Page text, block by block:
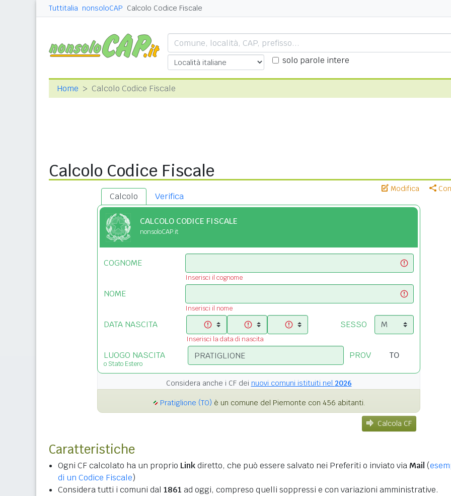
Tuttitalia nonsoloCAP Calcolo Codice Fiscale
solo parole intere
Home Calcolo Codice Fiscale
Calcolo Codice Fiscale
Modifica
Calcolo Verifica
CALCOLO CODICE FISCALE
nonsoloCAP.it
COGNOME
Inserisci il cognome
NOME
Inserisci il nome
DATA NASCITA
Inserisci la data di nascita
SESSO
LUOGO NASCITA
o Stato Estero
PROV
Considera anche i CF dei nuovi comuni istituiti nel 2026
Pratiglione (TO) è un comune del Piemonte con 456 abitanti.
Calcola CF
Caratteristiche
Ogni CF calcolato ha un proprio Linkdiretto, che può essere salvato nei Preferiti o inviato via Mail (
di un Codice Fiscale)
Considera tutti i comuni dal 1861 ad oggi, compreso quelli soppressi e con variazioni amministrative.